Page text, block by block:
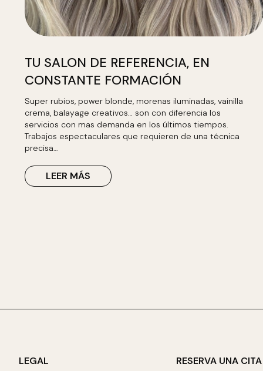
TU SALON DE REFERENCIA, EN
CONSTANTE FORMACIÓN
Super rubios, power blonde, morenas iluminadas, vainilla
crema, balayage creativos… son con diferencia los
servicios con mas demanda en los últimos tiempos.
Trabajos espectaculares que requieren de una técnica
precisa…
LEER MÁS
LEGAL RESERVA UNA CITA